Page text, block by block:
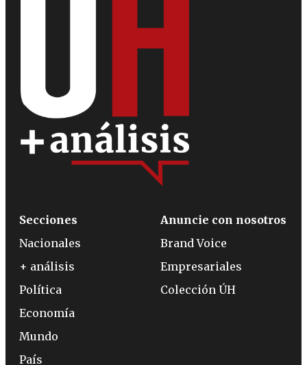
Secciones
Nacionales
+ análisis
Política
Economía
Mundo
País
Anuncie con nosotros
Brand Voice
Empresariales
Colección ÚH